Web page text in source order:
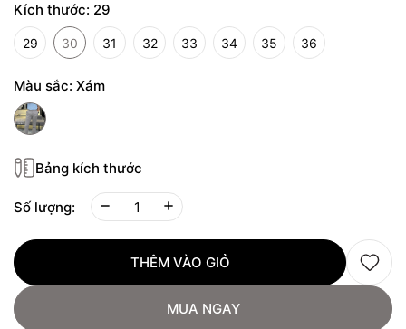
Kích thước: 29
29 30 31 32 33 34 35 36
Màu sắc: Xám
Bảng kích thước
Số lượng:
THÊM VÀO GIỎ
MUA NGAY